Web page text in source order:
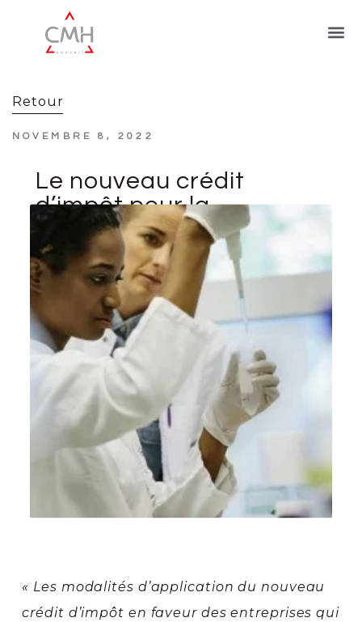
Retour
NOVEMBRE 8, 2022
Le nouveau crédit
d’impôt pour la
recherche
collaborative
« Les modalités d’application du nouveau
crédit d’impôt en faveur des entreprises qui